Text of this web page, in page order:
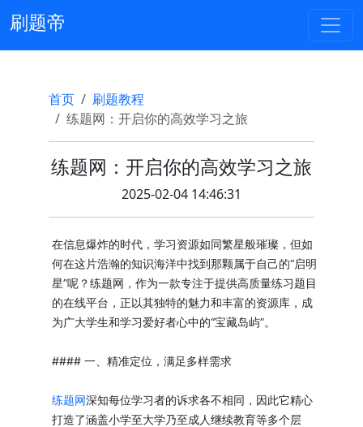
刷题帝
首页
刷题教程
练题网：开启你的高效学习之旅
练题网：开启你的高效学习之旅
2025-02-04 14:46:31
在信息爆炸的时代，学习资源如同繁星般璀璨，但如
何在这片浩瀚的知识海洋中找到那颗属于自己的“启明
星”呢？练题网，作为一款专注于提供高质量练习题目
的在线平台，正以其独特的魅力和丰富的资源库，成
为广大学生和学习爱好者心中的“宝藏岛屿”。
#### 一、精准定位，满足多样需求
练题网深知每位学习者的诉求各不相同，因此它精心
打造了涵盖小学至大学乃至成人继续教育等多个层